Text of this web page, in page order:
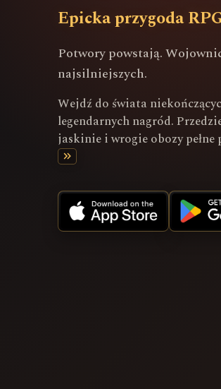
Epicka przygoda
Potwory powstają.
najsilniejszych.
Wejdź do świata
legendarnych nagród.
jaskinie i wrogie obozy
keyboard_double_arrow_right